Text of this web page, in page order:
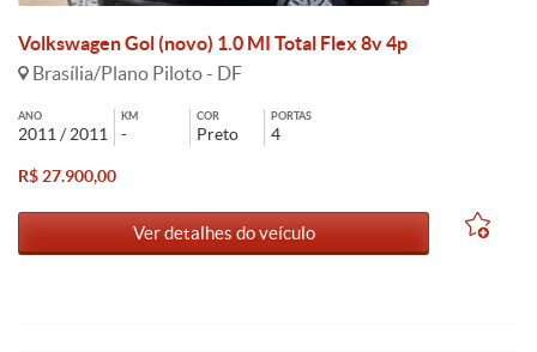
Volkswagen Gol (novo) 1.0 MI Total Flex 8v 4p
Brasília/Plano Piloto - DF
ANO
2011 / 2011
KM
-
COR
Preto
PORTAS
4
R$ 27.900,00
Ver detalhes do veículo